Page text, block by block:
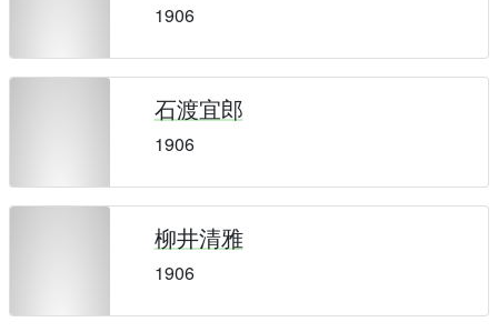
1906
石渡宜郎
1906
柳井清雅
1906